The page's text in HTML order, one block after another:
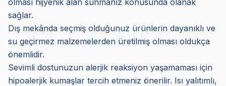
sağlar.
Dış mekânda seçmiş olduğunuz ürünlerin dayanıklı ve
su geçirmez malzemelerden üretilmiş olması oldukça
önemlidir.
Sevimli dostunuzun alerjik reaksiyon yaşamaması için
hipoalerjik kumaşlar tercih etmeniz önerilir. Isı yalıtımlı,